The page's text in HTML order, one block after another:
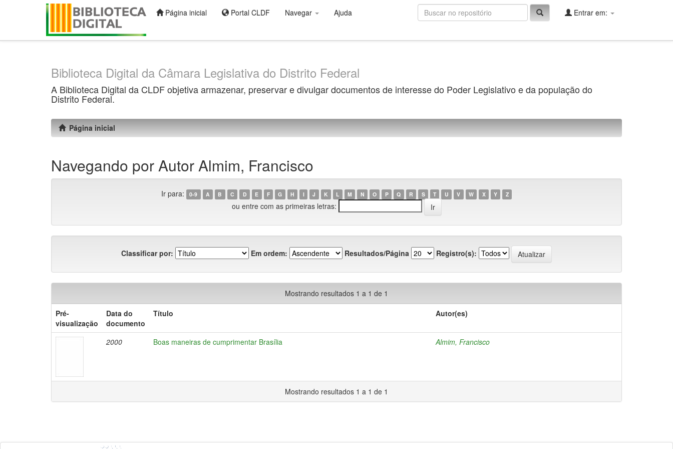
Página inicial Portal CLDF Navegar Ajuda Entrar em:
Biblioteca Digital da Câmara Legislativa do Distrito Federal
A Biblioteca Digital da CLDF objetiva armazenar, preservar e divulgar documentos de interesse do Poder Legislativo e da população do
Distrito Federal.
Página inicial
Navegando por Autor Almim, Francisco
Ir para: 0-9 A B C D E F G H I J K L M N O P Q R S T U V W X Y Z
ou entre com as primeiras letras:
Classificar por: Em ordem: Resultados/Página Registro(s):
Mostrando resultados 1 a 1 de 1
Pré-
visualização
Data do
documento
Título Autor(es)
2000 Boas maneiras de cumprimentar Brasília Almim, Francisco
Mostrando resultados 1 a 1 de 1